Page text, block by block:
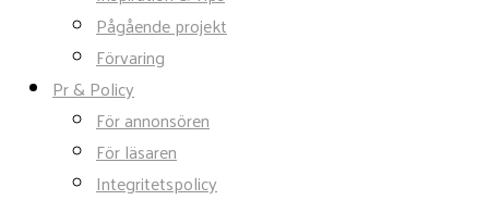
Pågående projekt
Förvaring
Pr & Policy
För annonsören
För läsaren
Integritetspolicy